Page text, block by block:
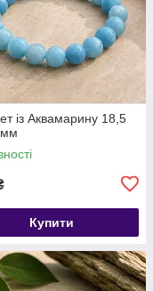
із Аквамарину 18,5
Купити